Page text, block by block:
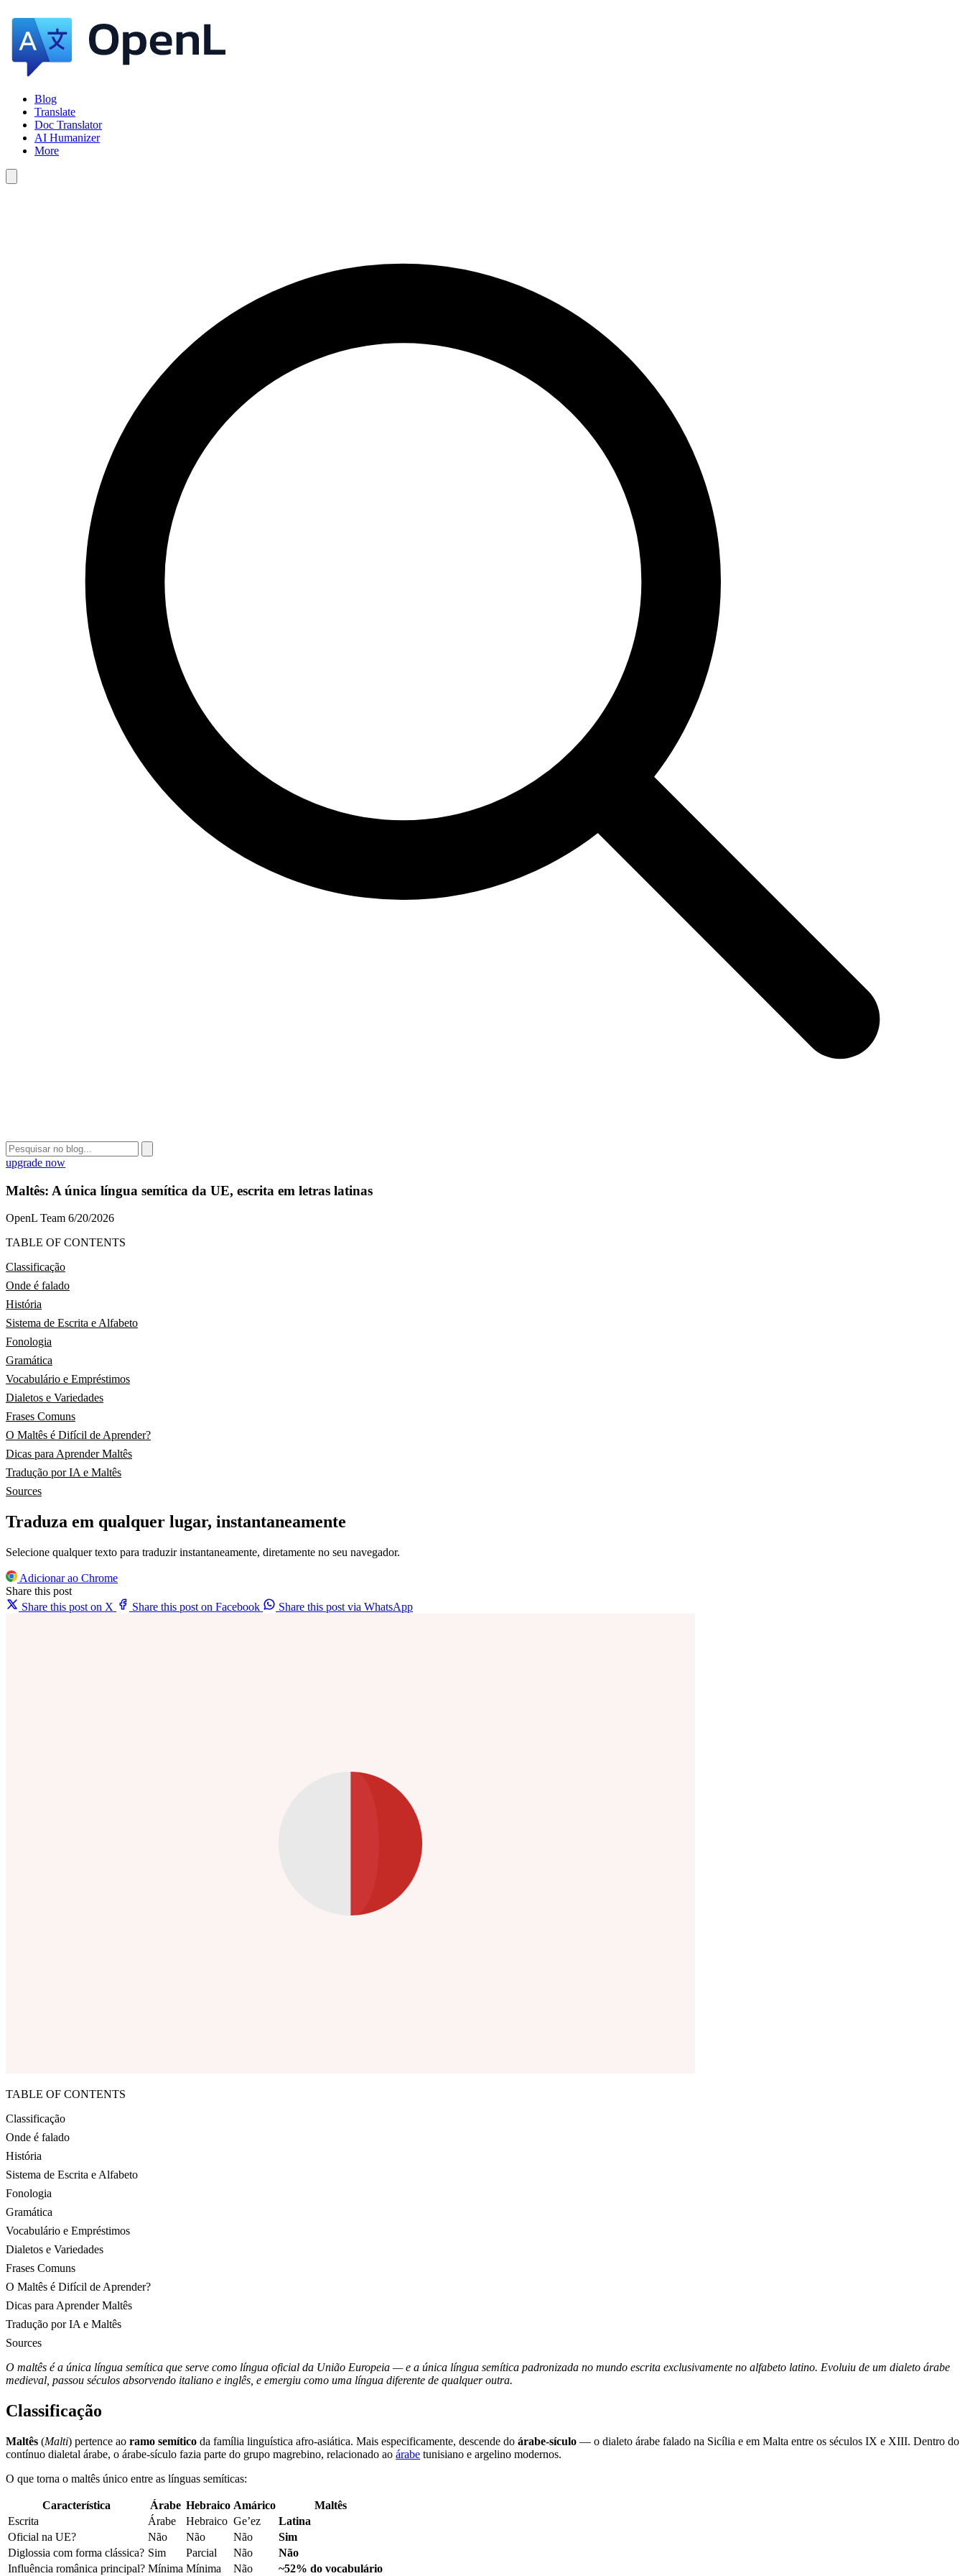
Blog
Translate
Doc Translator
AI Humanizer
More
upgrade now
Maltês: A única língua semítica da UE, escrita em letras latinas
OpenL Team 6/20/2026
TABLE OF CONTENTS
Classificação
Onde é falado
História
Sistema de Escrita e Alfabeto
Fonologia
Gramática
Vocabulário e Empréstimos
Dialetos e Variedades
Frases Comuns
O Maltês é Difícil de Aprender?
Dicas para Aprender Maltês
Tradução por IA e Maltês
Sources
Traduza em qualquer lugar, instantaneamente
Selecione qualquer texto para traduzir instantaneamente, diretamente no seu navegador.
Adicionar ao Chrome
Share this post
Share this post on X
Share this post on Facebook Share this post via WhatsApp
TABLE OF CONTENTS
Classificação
Onde é falado
História
Sistema de Escrita e Alfabeto
Fonologia
Gramática
Vocabulário e Empréstimos
Dialetos e Variedades
Frases Comuns
O Maltês é Difícil de Aprender?
Dicas para Aprender Maltês
Tradução por IA e Maltês
Sources
O maltês é a única língua semítica que serve como língua oficial da União Europeia — e a única língua semítica padronizada no mundo escrita exclusivamente no alfabeto latino. Evoluiu de um dialeto árabe
medieval, passou séculos absorvendo italiano e inglês, e emergiu como uma língua diferente de qualquer outra.
Classificação
Maltês (Malti) pertence ao ramo semítico da família linguística afro-asiática. Mais especificamente, descende do árabe-sículo — o dialeto árabe falado na Sicília e em Malta entre os séculos IX e XIII. Dentro do
contínuo dialetal árabe, o árabe-sículo fazia parte do grupo magrebino, relacionado ao árabe tunisiano e argelino modernos.
O que torna o maltês único entre as línguas semíticas:
Característica Árabe Hebraico Amárico
Maltês
Escrita
Árabe Hebraico Ge’ez
Latina
Oficial na UE?
Não Não Não
Sim
Diglossia com forma clássica? Sim Parcial Não
Não
Influência românica principal? Mínima Mínima Não ~52% do vocabulário